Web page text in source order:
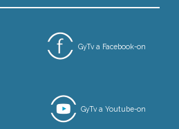
GyTv a Facebook-on
GyTv a Youtube-on